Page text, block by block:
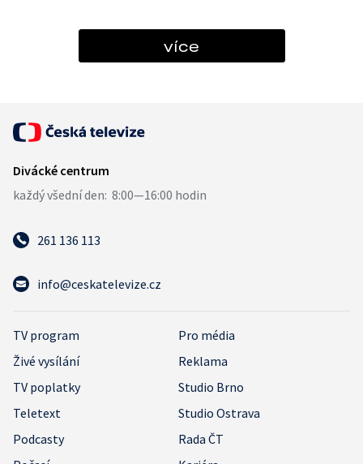
více
261 136 113
info@ceskatelevize.cz
TV program
Pro média
Živé vysílání
Reklama
TV poplatky
Studio Brno
Teletext
Studio Ostrava
Podcasty
Rada ČT